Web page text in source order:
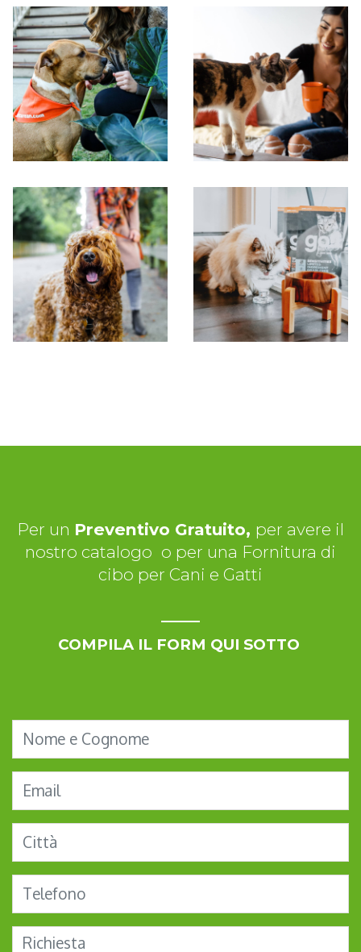
Per un Preventivo Gratuito, per avere il
nostro catalogo o per una Fornitura di
cibo per Cani e Gatti
COMPILA IL FORM QUI SOTTO